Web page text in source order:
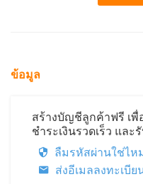
ข้อมูล
สร้างบัญชีลูกค้าฟรี เ
ชำระเงินรวดเร็ว แล
ลืมรหัสผ่านใช่ไห
ส่งอีเมลลงทะเบี